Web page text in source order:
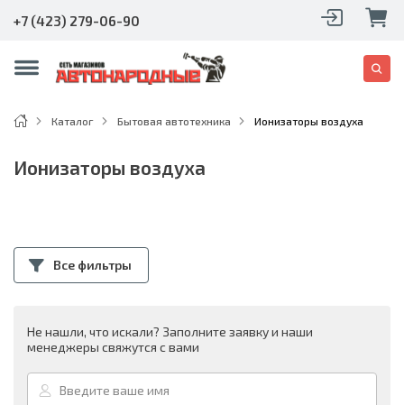
+7 (423) 279-06-90
Каталог Бытовая автотехника Ионизаторы воздуха
Ионизаторы воздуха
Все фильтры
Не нашли, что искали? Заполните заявку и наши
менеджеры свяжутся с вами